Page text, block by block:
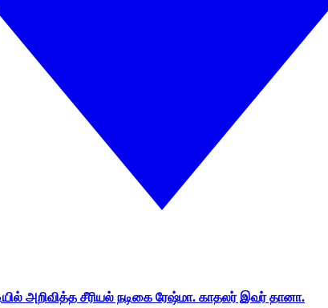
அறிவித்த சீரியல் நடிகை ரேஷ்மா. காதலர் இவர் தானா.